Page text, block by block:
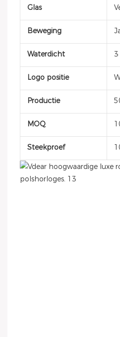
Glas
Beweging
Waterdicht 3
Logo positie
Productie
MOQ
Steekproef